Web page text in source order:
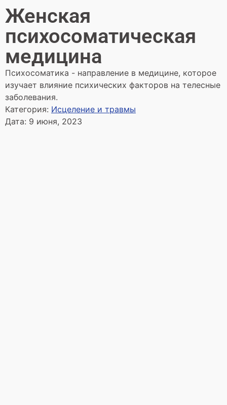
Женская
психосоматическая
медицина
Психосоматика - направление в медицине, которое
изучает влияние психических факторов на телесные
заболевания.
Категория: Исцеление и травмы
Дата: 9 июня, 2023